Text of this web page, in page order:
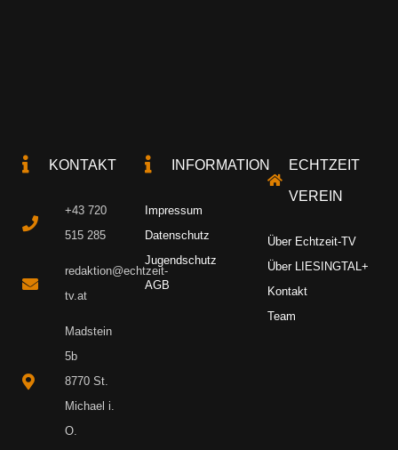
KONTAKT
+43 720
515 285
redaktion@echtzeit-
tv.at
Madstein
5b
8770 St.
Michael i.
O.
INFORMATION
Impressum
Datenschutz
Jugendschutz
AGB
ECHTZEIT
VEREIN
Über Echtzeit-TV
Über LIESINGTAL+
Kontakt
Team